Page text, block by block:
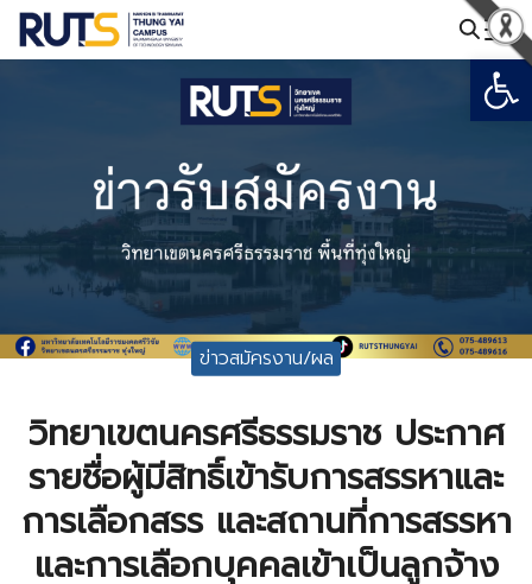
Skip
ข่าวสมัครงาน/ผล
วิทยาเขตนครศรีธรรมราช ประกาศ
รายชื่อผู้มีสิทธิ์เข้ารับการสรรหาและ
การเลือกสรร และสถานที่การสรรหา
และการเลือกบุคคลเข้าเป็นลูกจ้าง